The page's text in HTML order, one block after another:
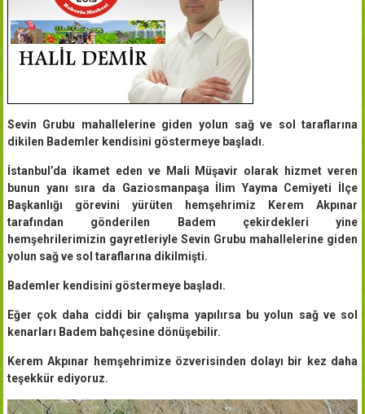
Sevin Grubu mahallelerine giden yolun sağ ve sol taraflarına
dikilen Bademler kendisini göstermeye başladı.
İstanbul’da ikamet eden ve Mali Müşavir olarak hizmet veren
bunun yanı sıra da Gaziosmanpaşa İlim Yayma Cemiyeti İlçe
Başkanlığı görevini yürüten hemşehrimiz Kerem Akpınar
tarafından gönderilen Badem çekirdekleri yine
hemşehrilerimizin gayretleriyle Sevin Grubu mahallelerine giden
yolun sağ ve sol taraflarına dikilmişti.
Bademler kendisini göstermeye başladı.
Eğer çok daha ciddi bir çalışma yapılırsa bu yolun sağ ve sol
kenarları Badem bahçesine dönüşebilir.
Kerem Akpınar hemşehrimize özverisinden dolayı bir kez daha
teşekkür ediyoruz.